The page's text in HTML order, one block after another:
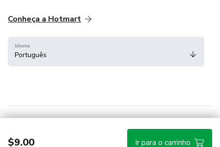
$9.00 Ir para o carrinho
Conheça a Hotmart
Idioma
Português